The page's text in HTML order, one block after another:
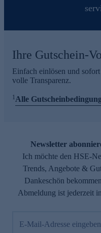
Ihre Gutschein-
Einfach einlösen und
volle Transparenz.
1Alle
Newsletter
Ich möchte den HSE-
Trends, Angebote &
Dankeschön
Abmeldung ist jederzeit
E-Mail-Adresse eingeben